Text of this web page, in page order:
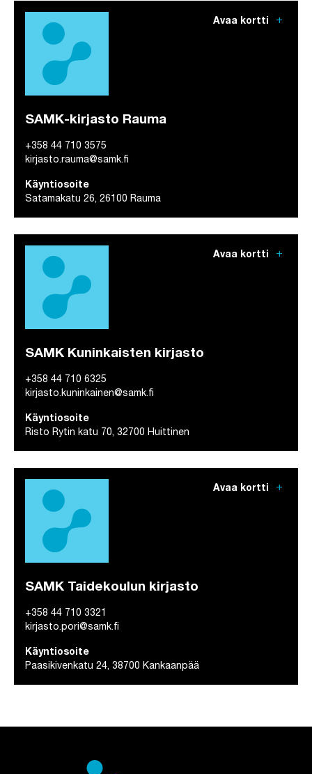
Avaa kortti add
SAMK-kirjasto Rauma
+358 44 710 3575
kirjasto.rauma@samk.fi
Käyntiosoite
Satamakatu 26, 26100 Rauma
Avaa kortti add
SAMK Kuninkaisten kirjasto
+358 44 710 6325
kirjasto.kuninkainen@samk.fi
Käyntiosoite
Risto Rytin katu 70, 32700 Huittinen
Avaa kortti add
SAMK Taidekoulun kirjasto
+358 44 710 3321
kirjasto.pori@samk.fi
Käyntiosoite
Paasikivenkatu 24, 38700 Kankaanpää